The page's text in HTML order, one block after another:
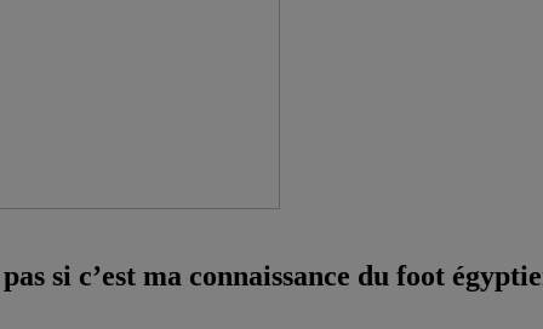
si c’est ma connaissance du foot